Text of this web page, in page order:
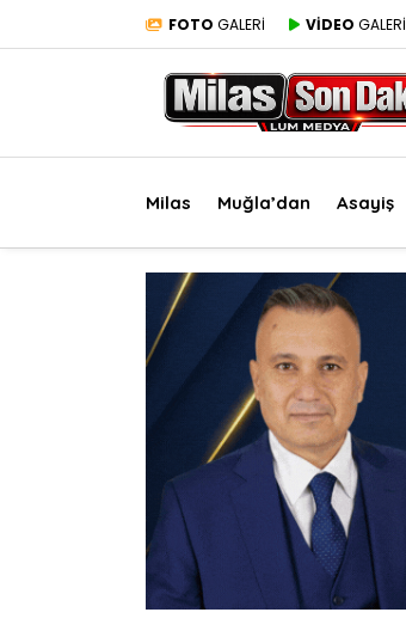
FOTO GALERİ VİDEO GALERİ
Milas Muğla’dan Asayiş